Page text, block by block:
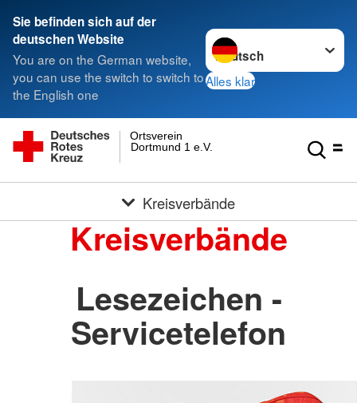
Sie befinden sich auf der
deutschen Website
You are on the German website,
you can use the switch to switch to
the English one
Sprache wechseln zu
Alles klar
Dortmund 1 e.V.
Ortsverein
Kreisverbände
Kreisverbände
Lesezeichen -
Servicetelefon